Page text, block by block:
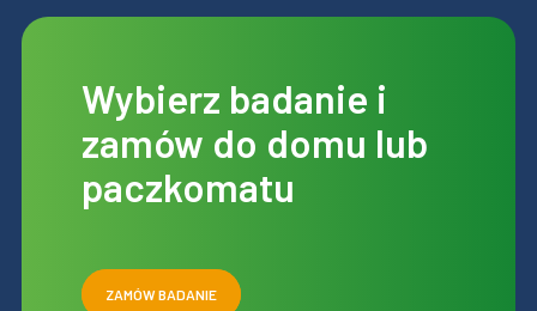
Wybierz badanie i
zamów do domu lub
paczkomatu
ZAMÓW BADANIE